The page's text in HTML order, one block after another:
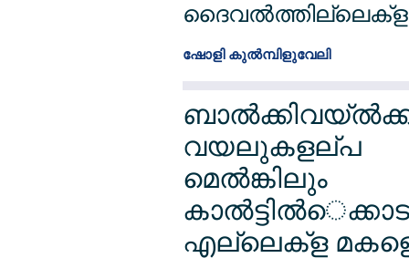
ദൈവല്‍ത്തില്ലെക്ള
ഷോളി കുല്‍മ്പിളുവേലി
വയലുകളല്പ
മെല്‍ങ്കിലും
എല്ലെക്ള